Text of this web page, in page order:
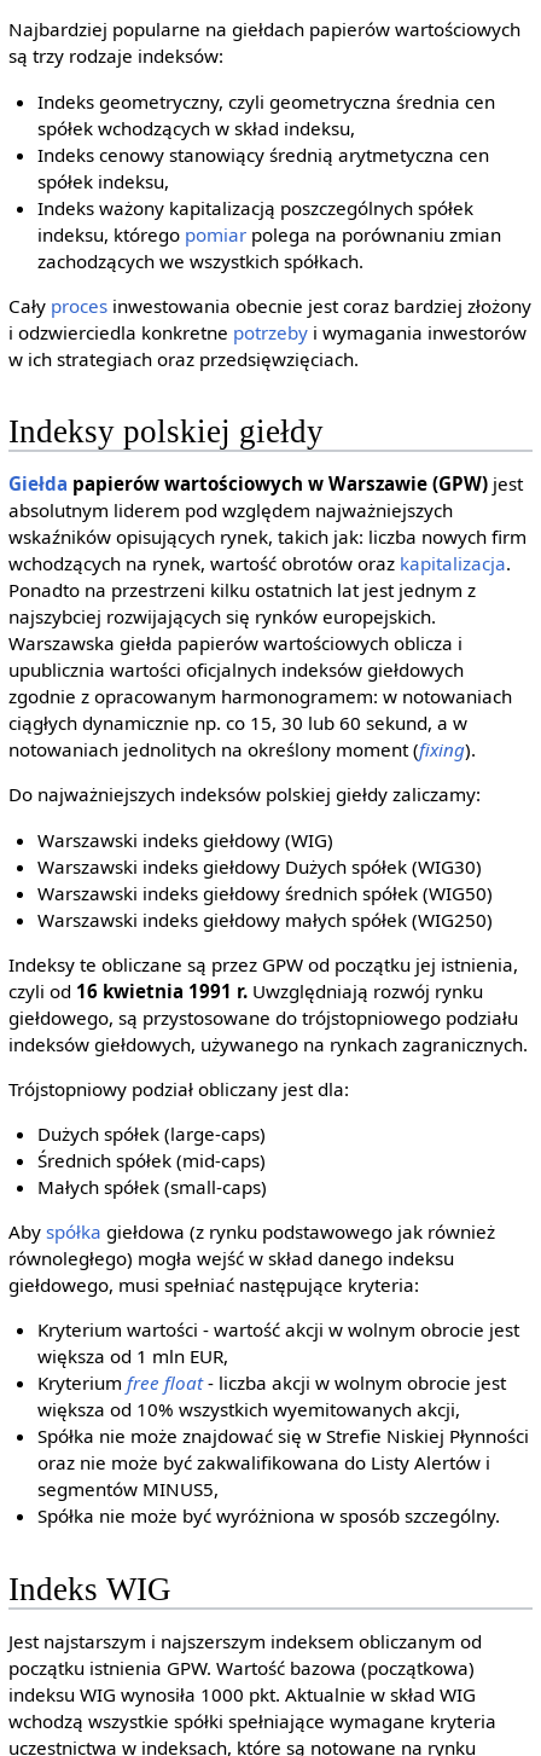
Najbardziej popularne na giełdach papierów wartościowych
są trzy rodzaje indeksów:
Indeks geometryczny, czyli geometryczna średnia cen
spółek wchodzących w skład indeksu,
Indeks cenowy stanowiący średnią arytmetyczna cen
spółek indeksu,
Indeks ważony kapitalizacją poszczególnych spółek
indeksu, którego pomiar polega na porównaniu zmian
zachodzących we wszystkich spółkach.
Cały procesinwestowania obecnie jest coraz bardziej złożony
i odzwierciedla konkretne potrzebyi wymagania inwestorów
w ich strategiach oraz przedsięwzięciach.
Indeksy polskiej giełdy
Giełda papierów wartościowych w Warszawie (GPW)jest
absolutnym liderem pod względem najważniejszych
wskaźników opisujących rynek, takich jak: liczba nowych firm
wchodzących na rynek, wartość obrotów oraz kapitalizacja.
Ponadto na przestrzeni kilku ostatnich lat jest jednym z
najszybciej rozwijających się rynków europejskich.
Warszawska giełda papierów wartościowych oblicza i
upublicznia wartości oficjalnych indeksów giełdowych
zgodnie z opracowanym harmonogramem: w notowaniach
ciągłych dynamicznie np. co 15, 30 lub 60 sekund, a w
notowaniach jednolitych na określony moment (fixing).
Do najważniejszych indeksów polskiej giełdy zaliczamy:
Warszawski indeks giełdowy (WIG)
Warszawski indeks giełdowy Dużych spółek (WIG30)
Warszawski indeks giełdowy średnich spółek (WIG50)
Warszawski indeks giełdowy małych spółek (WIG250)
Indeksy te obliczane są przez GPW od początku jej istnienia,
czyli od 16 kwietnia 1991 r.Uwzględniają rozwój rynku
giełdowego, są przystosowane do trójstopniowego podziału
indeksów giełdowych, używanego na rynkach zagranicznych.
Trójstopniowy podział obliczany jest dla:
Dużych spółek (large-caps)
Średnich spółek (mid-caps)
Małych spółek (small-caps)
Aby spółka giełdowa (z rynku podstawowego jak również
równoległego) mogła wejść w skład danego indeksu
giełdowego, musi spełniać następujące kryteria:
Kryterium wartości - wartość akcji w wolnym obrocie jest
większa od 1 mln EUR,
Kryteriumfree float- liczba akcji w wolnym obrocie jest
większa od 10% wszystkich wyemitowanych akcji,
Spółka nie może znajdować się w Strefie Niskiej Płynności
oraz nie może być zakwalifikowana do Listy Alertów i
segmentów MINUS5,
Spółka nie może być wyróżniona w sposób szczególny.
Indeks WIG
Jest najstarszym i najszerszym indeksem obliczanym od
początku istnienia GPW. Wartość bazowa (początkowa)
indeksu WIG wynosiła 1000 pkt. Aktualnie w skład WIG
wchodzą wszystkie spółki spełniające wymagane kryteria
uczestnictwa w indeksach, które są notowane na rynku